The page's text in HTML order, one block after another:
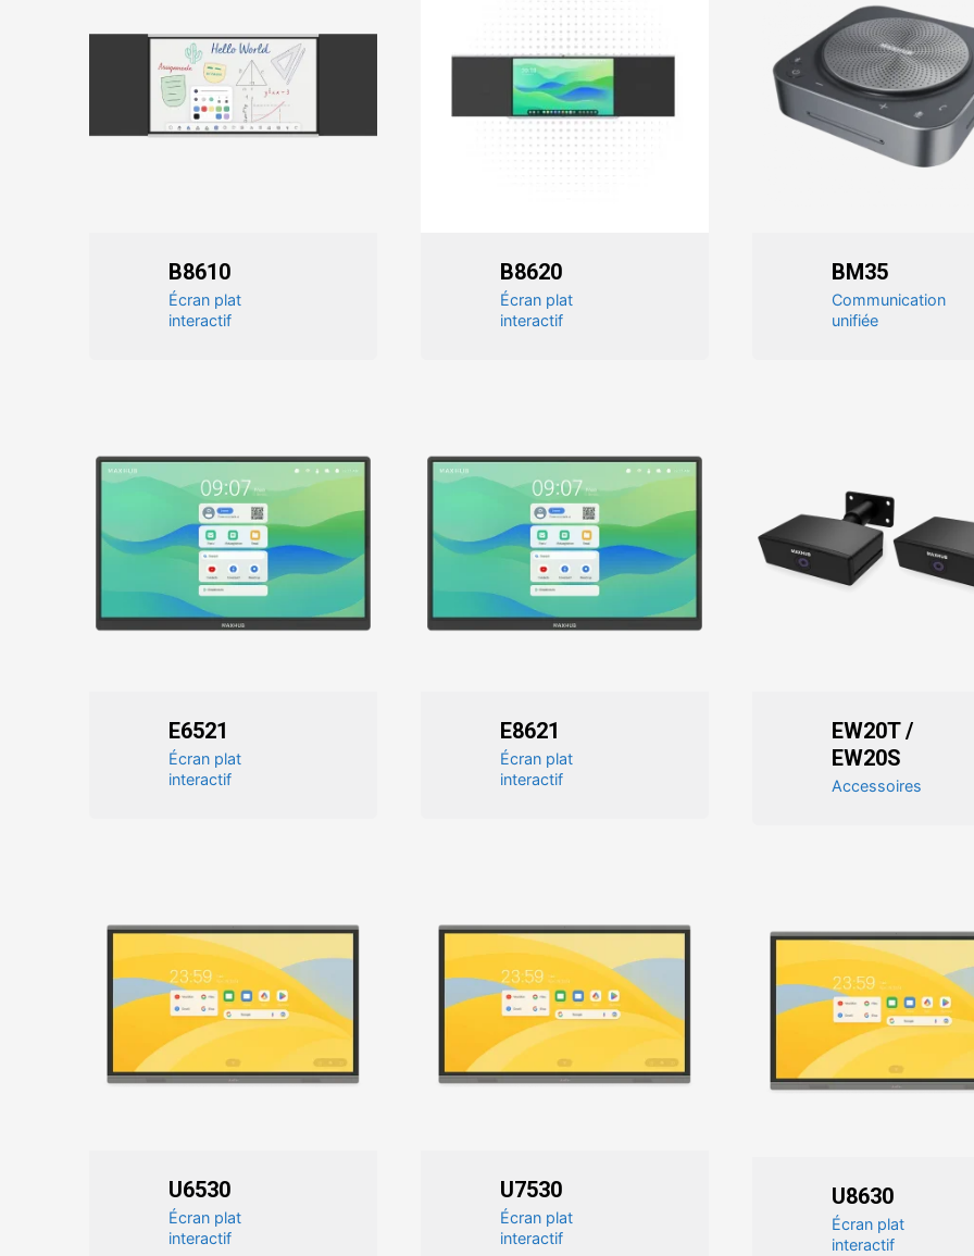
B8610
Écran plat
interactif
B8620
Écran plat
interactif
BM35
Communication
unifiée
E6521
Écran plat
interactif
E8621
Écran plat
interactif
EW20T /
EW20S
Accessoires
U6530
Écran plat
interactif
U7530
Écran plat
interactif
U8630
Écran plat
interactif